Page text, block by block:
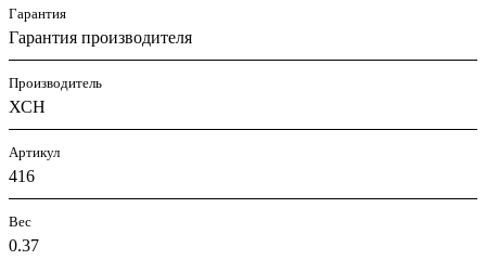
Гарантия
Гарантия производителя
Производитель
ХСН
Артикул
416
Вес
0.37